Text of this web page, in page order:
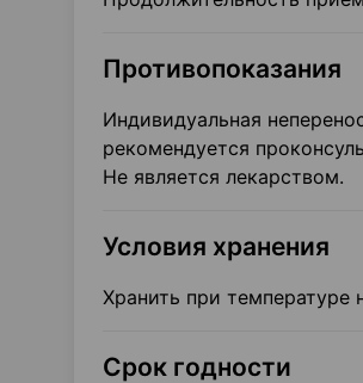
Противопоказания
Индивидуальная
рекомендуется
Не является лекарством.
Условия хранения
Хранить при температуре
Срок годности